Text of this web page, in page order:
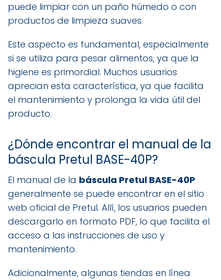
puede limpiar con un paño húmedo o con
productos de limpieza suaves.
Este aspecto es fundamental, especialmente
si se utiliza para pesar alimentos, ya que la
higiene es primordial. Muchos usuarios
aprecian esta característica, ya que facilita
el mantenimiento y prolonga la vida útil del
producto.
¿Dónde encontrar el manual de la
báscula Pretul BASE-40P?
El manual de la báscula Pretul BASE-40P
generalmente se puede encontrar en el sitio
web oficial de Pretul. Allí, los usuarios pueden
descargarlo en formato PDF, lo que facilita el
acceso a las instrucciones de uso y
mantenimiento.
Adicionalmente, algunas tiendas en línea